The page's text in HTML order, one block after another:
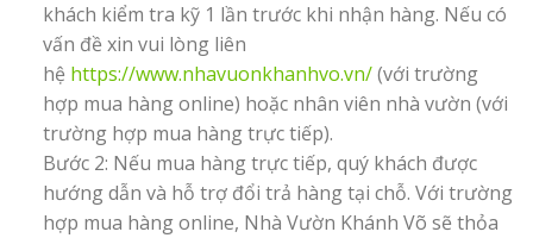
khách kiểm tra kỹ 1 lần trước khi nhận hàng. Nếu có
vấn đề xin vui lòng liên
hệ https://www.nhavuonkhanhvo.vn/(với trường
hợp mua hàng online) hoặc nhân viên nhà vườn (với
trường hợp mua hàng trực tiếp).
Bước 2: Nếu mua hàng trực tiếp, quý khách được
hướng dẫn và hỗ trợ đổi trả hàng tại chỗ. Với trường
hợp mua hàng online, Nhà Vườn Khánh Võ sẽ thỏa